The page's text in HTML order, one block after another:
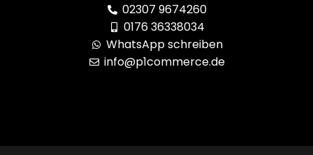
02307 9674260
0176 36338034
WhatsApp schreiben
info@p1commerce.de